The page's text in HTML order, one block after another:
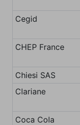
Cegid
CHEP France
Chiesi SAS
Clariane
Coca Cola